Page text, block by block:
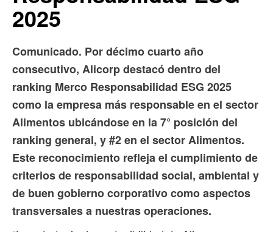
2025
Comunicado. Por décimo cuarto año
consecutivo, Alicorp destacó dentro del
ranking Merco Responsabilidad ESG 2025
como la empresa más responsable en el sector
Alimentos ubicándose en la 7° posición del
ranking general, y #2 en el sector Alimentos.
Este reconocimiento refleja el cumplimiento de
criterios de responsabilidad social, ambiental y
de buen gobierno corporativo como aspectos
transversales a nuestras operaciones.